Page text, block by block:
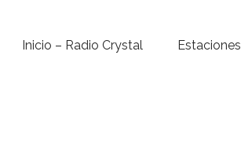
Inicio – Radio Crystal Estaciones